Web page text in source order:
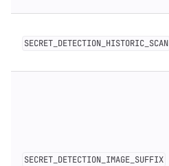
SECRET_DETECTION_HISTORIC_SCAN
SECRET_DETECTION_IMAGE_SUFFIX